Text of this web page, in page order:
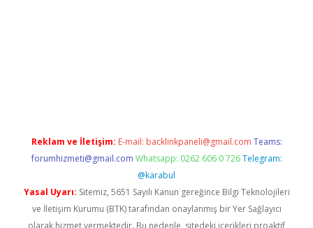
Reklam ve İletişim: E-mail: backlinkpaneli@gmail.com Teams:
forumhizmeti@gmail.com Whatsapp: 0262 606 0 726 Telegram:
@karabul
Yasal Uyarı: Sitemiz, 5651 Sayılı Kanun gereğince Bilgi Teknolojileri
ve İletişim Kurumu (BTK) tarafından onaylanmış bir Yer Sağlayıcı
olarak hizmet vermektedir. Bu nedenle, sitedeki içerikleri proaktif